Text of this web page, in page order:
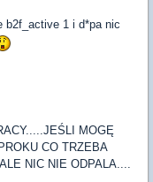
b2f_active 1 i d*pa nic
MOGĘ
CO TRZEBA
NIC NIE ODPALA....